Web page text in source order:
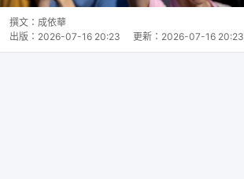
撰文： 成依華
出版： 2026-07-16 20:23 更新： 2026-07-16 20:23